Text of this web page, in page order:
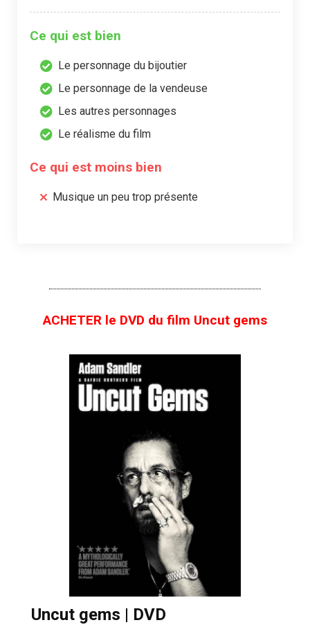
Ce qui est bien
Le personnage du bijoutier
Le personnage de la vendeuse
Les autres personnages
Le réalisme du film
Ce qui est moins bien
Musique un peu trop présente
ACHETER le DVD du film Uncut gems
Uncut gems | DVD